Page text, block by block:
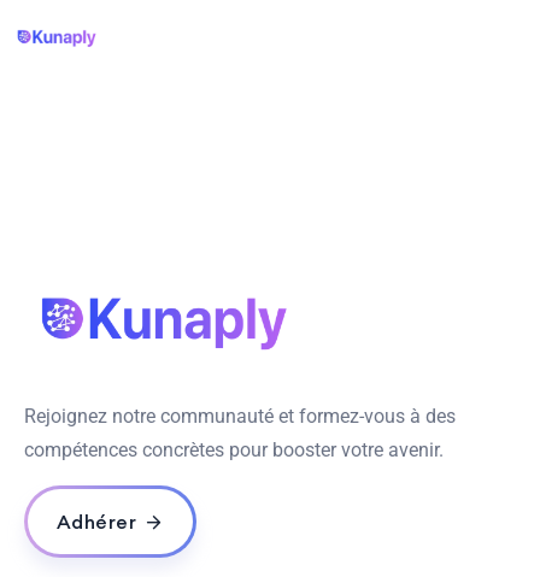
Rejoignez notre communauté et formez-vous à des
compétences concrètes pour booster votre avenir.
Adhérer